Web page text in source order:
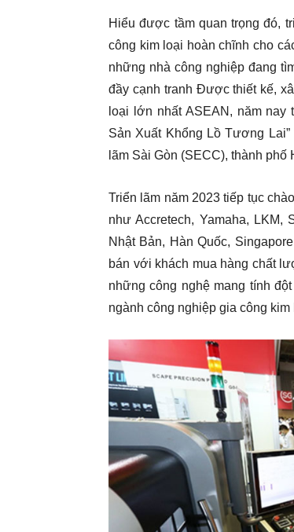
Hiểu được tầm quan trọng đó,
công kim loại hoàn chĩnh cho
những nhà công nghiệp đang
đầy cạnh tranh Được thiết kế,
loại lớn nhất ASEAN, năm nay
Sản Xuất Khổng Lồ Tương
lãm Sài Gòn (SECC), thành phố
Triển lãm năm 2023 tiếp tục
như Accretech, Yamaha,
Nhật Bản, Hàn Quốc,
bán với khách mua hàng chất
những công nghệ mang tính
ngành công nghiệp gia công